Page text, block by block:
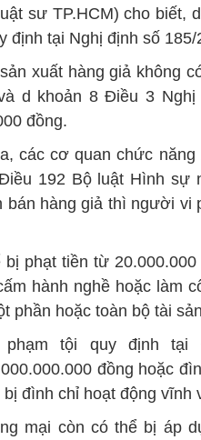
sư TP.HCM) cho biết,
định tại Nghị định số 185/
xuất hàng giả không
d khoản 8 Điều 3
đồng.
các cơ quan chức
192 Bộ luật Hình sự
bán hàng giả thì người vi
phạt tiền từ
hành nghề hoặc làm
phần hoặc toàn bộ tài
phạm tội quy định
đồng hoặc
đình chỉ hoạt động vĩnh
mại còn có thể bị áp